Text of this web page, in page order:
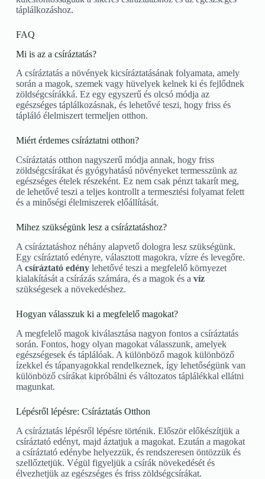
táplálkozáshoz.
FAQ
Mi is az a csíráztatás?
A csíráztatás a növények kicsíráztatásának folyamata, amely
során a magok, szemek vagy hüvelyek kelnek ki és fejlődnek
zöldségcsírákká. Ez egy egyszerű és olcsó módja az
egészséges táplálkozásnak, és lehetővé teszi, hogy friss és
tápláló élelmiszert termeljen otthon.
Miért érdemes csíráztatni otthon?
Csíráztatás otthon nagyszerű módja annak, hogy friss
zöldségcsírákat és gyógyhatású növényeket termesszünk az
egészséges ételek részeként. Ez nem csak pénzt takarít meg,
de lehetővé teszi a teljes kontrollt a termesztési folyamat felett
és a minőségi élelmiszerek előállítását.
Mihez szükségünk lesz a csíráztatáshoz?
A csíráztatáshoz néhány alapvető dologra lesz szükségünk.
Egy csíráztató edényre, választott magokra, vízre és levegőre.
A csíráztató edénylehetővé teszi a megfelelő környezet
kialakítását a csírázás számára, és a magok és a víz
szükségesek a növekedéshez.
Hogyan válasszuk ki a megfelelő magokat?
A megfelelő magok kiválasztása nagyon fontos a csíráztatás
során. Fontos, hogy olyan magokat válasszunk, amelyek
egészségesek és táplálóak. A különböző magok különböző
ízekkel és tápanyagokkal rendelkeznek, így lehetőségünk van
különböző csírákat kipróbálni és változatos táplálékkal ellátni
magunkat.
Lépésről lépésre: Csíráztatás Otthon
A csíráztatás lépésről lépésre történik. Először előkészítjük a
csíráztató edényt, majd áztatjuk a magokat. Ezután a magokat
a csíráztató edénybe helyezzük, és rendszeresen öntözzük és
szellőztetjük. Végül figyeljük a csírák növekedését és
élvezhetjük az egészséges és friss zöldségcsírákat.